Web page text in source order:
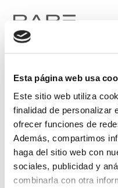
Esta página web usa
Este sitio web utiliza
finalidad de personalizar
ofrecer funciones de
Además, compartimos
haga del sitio web con
sociales, publicidad y
combinarla con otra
Soy particular Soy
He leído y acepto el tratamiento de
dispuesto en laPolítica de